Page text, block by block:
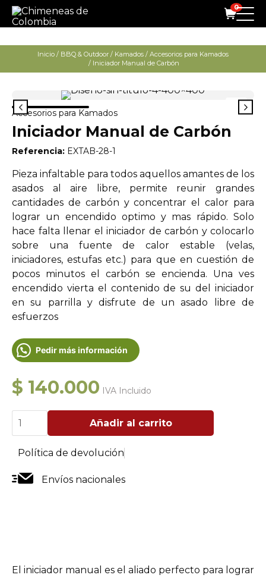
0
Inicio / BBQ & Outdoor / Kamados / Accesorios para Kamados
/ Iniciador Manual de Carbón
Accesorios para Kamados
Iniciador Manual de Carbón
Referencia: EXTAB-28-1
Pieza infaltable para todos aquellos amantes de los
asados al aire libre, permite reunir grandes
cantidades de carbón y concentrar el calor para
lograr un encendido optimo y mas rápido. Solo
hace falta llenar el iniciador de carbón y colocarlo
sobre una fuente de calor estable (velas,
iniciadores, estufas etc.) para que en cuestión de
pocos minutos el carbón se encienda. Una ves
encendido vierta el contenido de su del iniciador
en su parrilla y disfrute de un asado libre de
esfuerzos
Pedir más información
$ 140.000 IVA Incluido
Iniciador
Manual
de
Carbón
cantidad
Añadir al carrito
Política de devolución
Envíos nacionales
El iniciador manual es el aliado perfecto para lograr